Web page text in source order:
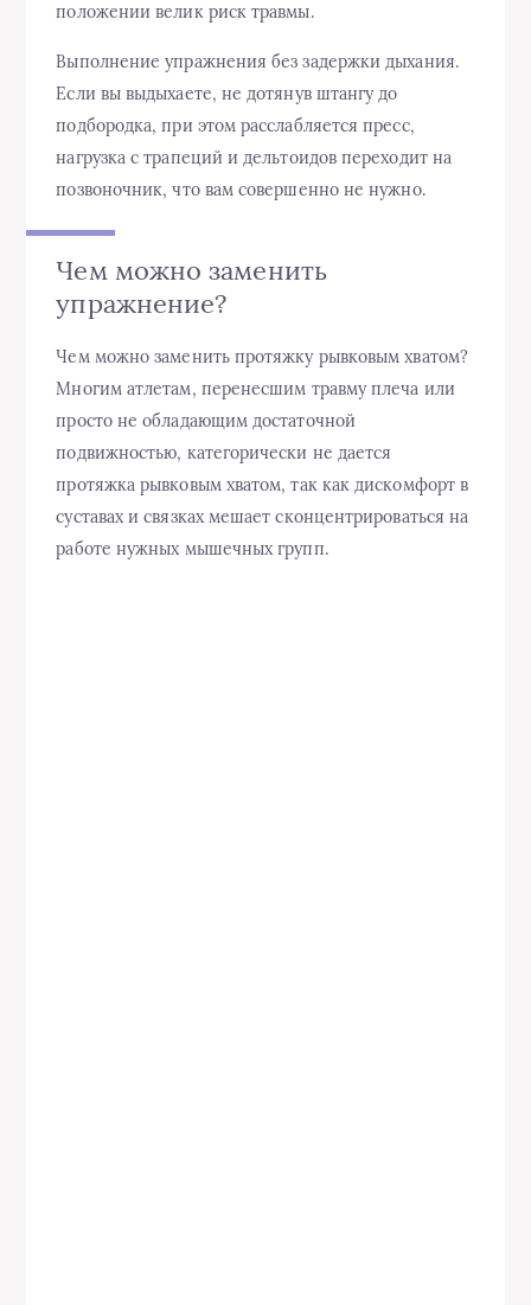
положении велик риск травмы.
Выполнение упражнения без задержки дыхания.
Если вы выдыхаете, не дотянув штангу до
подбородка, при этом расслабляется пресс,
нагрузка с трапеций и дельтоидов переходит на
позвоночник, что вам совершенно не нужно.
Чем можно заменить
упражнение?
Чем можно заменить протяжку рывковым хватом?
Многим атлетам, перенесшим травму плеча или
просто не обладающим достаточной
подвижностью, категорически не дается
протяжка рывковым хватом, так как дискомфорт в
суставах и связках мешает сконцентрироваться на
работе нужных мышечных групп.